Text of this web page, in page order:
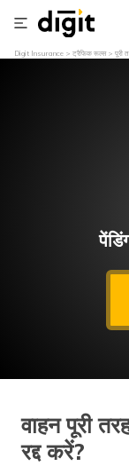
Digit Insurance ट्रैफिक रूल्स पूरी
वाहन पूरी
रद्द करें?